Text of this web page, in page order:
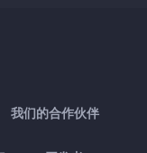
我们的合作伙伴